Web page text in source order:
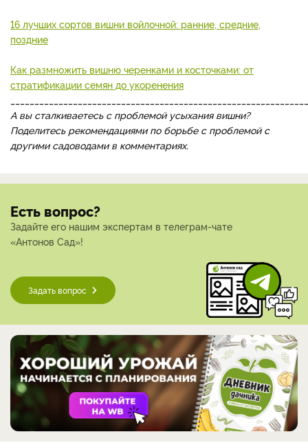
16 лучших сортов вишни войлочной: ранние, средние,
поздние
Как размножить вишню черенками и косточками: от
стратификации семян до укоренения
А вы сталкиваетесь с проблемой усыхания вишни?
Поделитесь рекомендациями по борьбе с проблемой с
другими садоводами в комментариях.
Есть вопрос?
Задайте его нашим экспертам в телеграм-чате
«Антонов Сад»!
Задать вопрос